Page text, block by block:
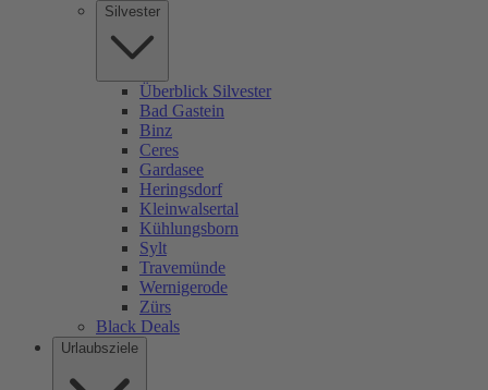
Silvester
Überblick Silvester
Bad Gastein
Binz
Ceres
Gardasee
Heringsdorf
Kleinwalsertal
Kühlungsborn
Sylt
Travemünde
Wernigerode
Zürs
Black Deals
Urlaubsziele